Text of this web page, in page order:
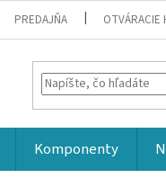
PREDAJŇA OTVÁRACIE
Komponenty